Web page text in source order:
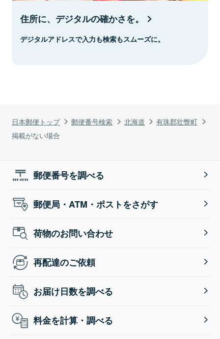
日本郵便トップ 郵便番号検索 北海道
有珠郡壮瞥町
掲載がない場合
住所に、デジタルの確かさを。
デジタルアドレスで入力も検索もスムーズに。
郵便番号を調べる
郵便局・ATM・ポストをさがす
荷物のお問い合わせ
再配達のご依頼
お届け日数を調べる
料金を計算・調べる